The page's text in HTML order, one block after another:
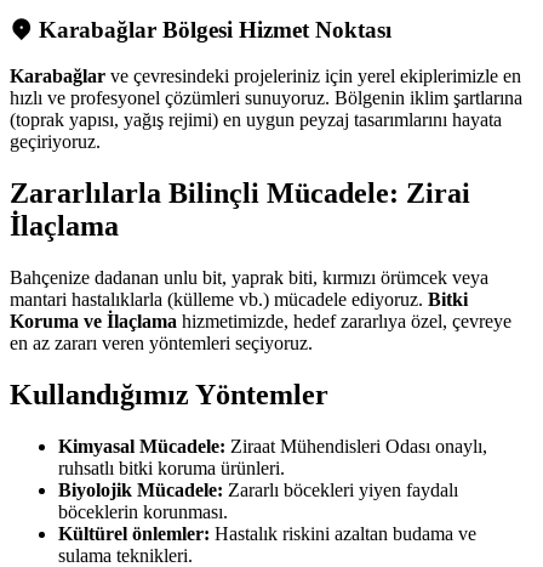
Karabağlar Bölgesi Hizmet Noktası
Karabağlar ve çevresindeki projeleriniz için yerel ekiplerimizle en
hızlı ve profesyonel çözümleri sunuyoruz. Bölgenin iklim şartlarına
(toprak yapısı, yağış rejimi) en uygun peyzaj tasarımlarını hayata
geçiriyoruz.
Zararlılarla Bilinçli Mücadele: Zirai
İlaçlama
Bahçenize dadanan unlu bit, yaprak biti, kırmızı örümcek veya
mantari hastalıklarla (külleme vb.) mücadele ediyoruz. Bitki
Koruma ve İlaçlama hizmetimizde, hedef zararlıya özel, çevreye
en az zararı veren yöntemleri seçiyoruz.
Kullandığımız Yöntemler
Kimyasal Mücadele: Ziraat Mühendisleri Odası onaylı,
ruhsatlı bitki koruma ürünleri.
Biyolojik Mücadele: Zararlı böcekleri yiyen faydalı
böceklerin korunması.
Kültürel önlemler: Hastalık riskini azaltan budama ve
sulama teknikleri.